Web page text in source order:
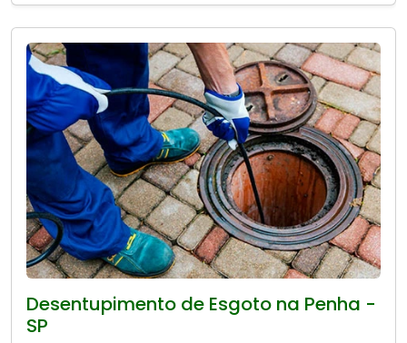
Desentupimento de Esgoto na Penha -
SP